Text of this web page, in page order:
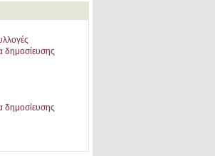
δημοσίευσης
δημοσίευσης